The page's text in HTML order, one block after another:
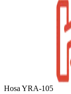
Hosa YRA-105